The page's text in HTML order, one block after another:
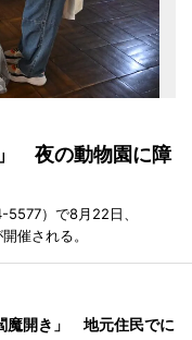
夜の動物園に障
）で8月22日、
催される。
魔開き」 地元住民でに